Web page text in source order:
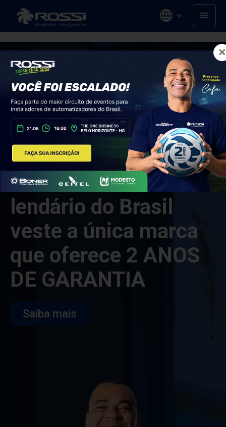
O CAMISA 2 mais
lendário do Brasil
veste a única marca
que oferece 2 ANOS
DE GARANTIA
Saiba mais